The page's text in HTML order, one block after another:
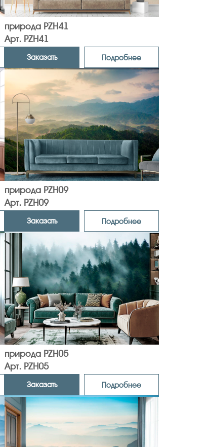
природа PZH41
Арт. PZH41
Заказать Подробнее
природа PZH09
Арт. PZH09
Заказать Подробнее
природа PZH05
Арт. PZH05
Заказать Подробнее